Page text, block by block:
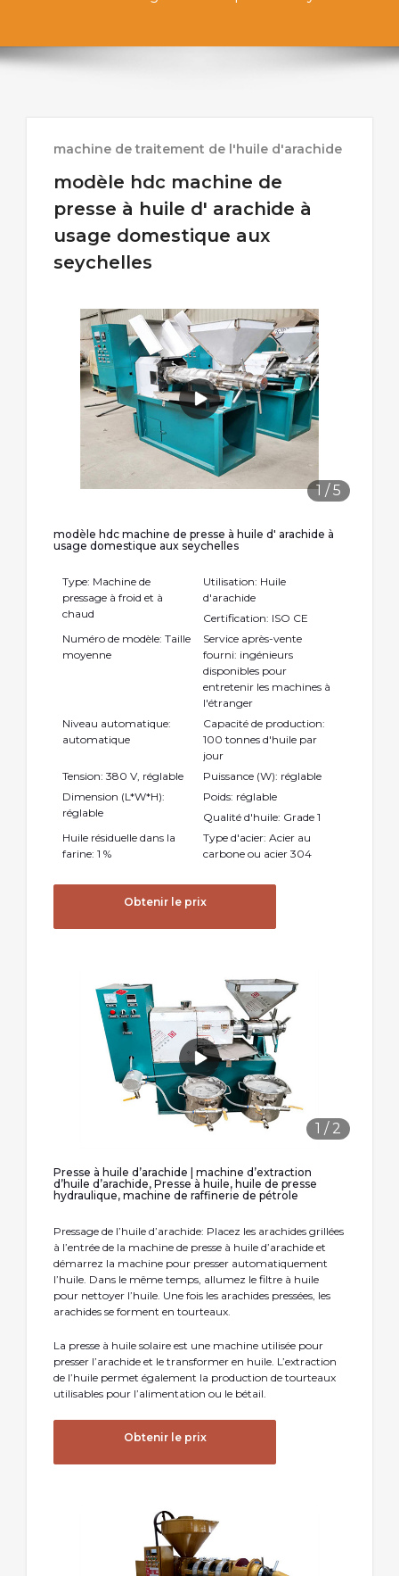
machine de traitement de l'huile d'arachide
modèle hdc machine de
presse à huile d' arachide à
usage domestique aux
seychelles
1 /5
modèle hdc machine de presse à huile d' arachide à
usage domestique aux seychelles
Type: Machine de
pressage à froid et à
chaud
Utilisation: Huile
d'arachide
Certification: ISO CE
Numéro de modèle: Taille
moyenne
Service après-vente
fourni: ingénieurs
disponibles pour
entretenir les machines à
l'étranger
Niveau automatique:
automatique
Capacité de production:
100 tonnes d'huile par
jour
Tension: 380 V, réglable
Puissance (W): réglable
Dimension (L*W*H):
réglable
Poids: réglable
Qualité d'huile: Grade 1
Huile résiduelle dans la
farine: 1 %
Type d'acier: Acier au
carbone ou acier 304
Obtenir le prix
1 / 2
Presse à huile d’arachide | machine d’extraction
d’huile d’arachide, Presse à huile, huile de presse
hydraulique, machine de raffinerie de pétrole
Pressage de l’huile d’arachide: Placez les arachides grillées
à l’entrée de la machine de presse à huile d’arachide et
démarrez la machine pour presser automatiquement
l’huile. Dans le même temps, allumez le filtre à huile
pour nettoyer l’huile. Une fois les arachides pressées, les
arachides se forment en tourteaux.
La presse à huile solaire est une machine utilisée pour
presser l’arachide et le transformer en huile. L’extraction
de l’huile permet également la production de tourteaux
utilisables pour l’alimentation ou le bétail.
Obtenir le prix